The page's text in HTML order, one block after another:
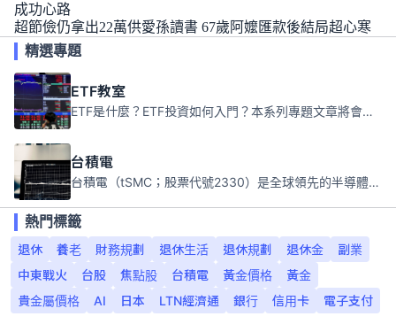
成功心路
超節儉仍拿出22萬供愛孫讀書 67歲阿嬤匯款後結局超心寒
精選專題
ETF教室
ETF是什麼？ETF投資如何入門？本系列專題文章將會告訴你新手必須知道的ETF基礎知識。
台積電
台積電（tSMC；股票代號2330）是全球領先的半導體代工公司，成立於1987年，總部位於台灣新竹。且已於美國、日本、德國及中國設廠，台積電是全球首家專業積體電路製造服務公司，也是全球最先進和最大規模的半導體代工廠。
熱門標籤
退休
養老 財務規劃 退休生活 退休規劃 退休金
副業
中東戰火
台股 焦點股 台積電 黃金價格
黃金
貴金屬價格
AI 日本 LTN經濟通 銀行 信用卡 電子支付